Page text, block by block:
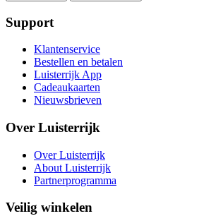
Support
Klantenservice
Bestellen en betalen
Luisterrijk App
Cadeaukaarten
Nieuwsbrieven
Over Luisterrijk
Over Luisterrijk
About Luisterrijk
Partnerprogramma
Veilig winkelen